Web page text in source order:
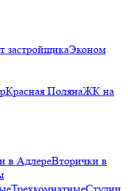
застройщикаЭконом
Красная ПолянаЖК на
в АдлереВторички в
ТрехкомнатныеСтудии